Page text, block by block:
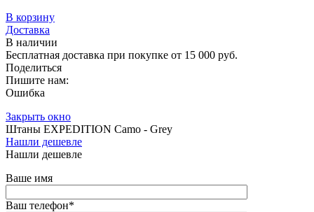
В корзину
Доставка
В наличии
Бесплатная доставка при покупке от 15 000 руб.
Поделиться
Пишите нам:
Ошибка
Закрыть окно
Штаны EXPEDITION Camo - Grey
Нашли дешевле
Нашли дешевле
Ваше имя
Ваш телефон*